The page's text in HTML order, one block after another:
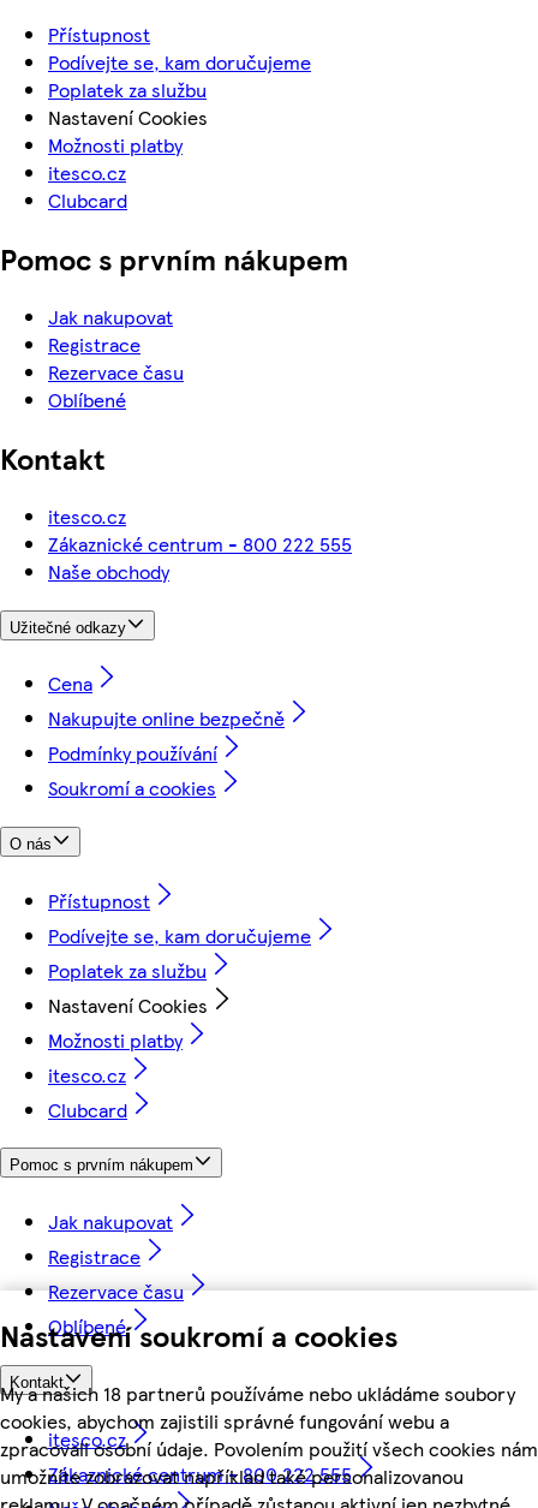
Nastavení soukromí a cookies
My a našich 18 partnerů používáme nebo ukládáme soubory
cookies, abychom zajistili správné fungování webu a
zpracovali osobní údaje. Povolením použití všech cookies nám
umožníte zobrazovat například také personalizovanou
Přístupnost
Podívejte se, kam doručujeme
Poplatek za službu
Nastavení Cookies
Možnosti platby
itesco.cz
Clubcard
Pomoc s prvním nákupem
Jak nakupovat
Registrace
Rezervace času
Oblíbené
Kontakt
itesco.cz
Zákaznické centrum - 800 222 555
Naše obchody
Užitečné odkazy
Cena
Nakupujte online bezpečně
Podmínky používání
Soukromí a cookies
O nás
Přístupnost
Podívejte se, kam doručujeme
Poplatek za službu
Nastavení Cookies
Možnosti platby
itesco.cz
Clubcard
Pomoc s prvním nákupem
Jak nakupovat
Registrace
Rezervace času
Oblíbené
Kontakt
itesco.cz
Zákaznické centrum - 800 222 555